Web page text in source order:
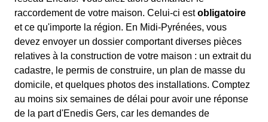
raccordement de votre maison. Celui-ci estobligatoire
et ce qu'importe la région. En Midi-Pyrénées, vous
devez envoyer un dossier comportant diverses pièces
relatives à la construction de votre maison : un extrait du
cadastre, le permis de construire, un plan de masse du
domicile, et quelques photos des installations. Comptez
au moins six semaines de délai pour avoir une réponse
de la part d'Enedis Gers, car les demandes de